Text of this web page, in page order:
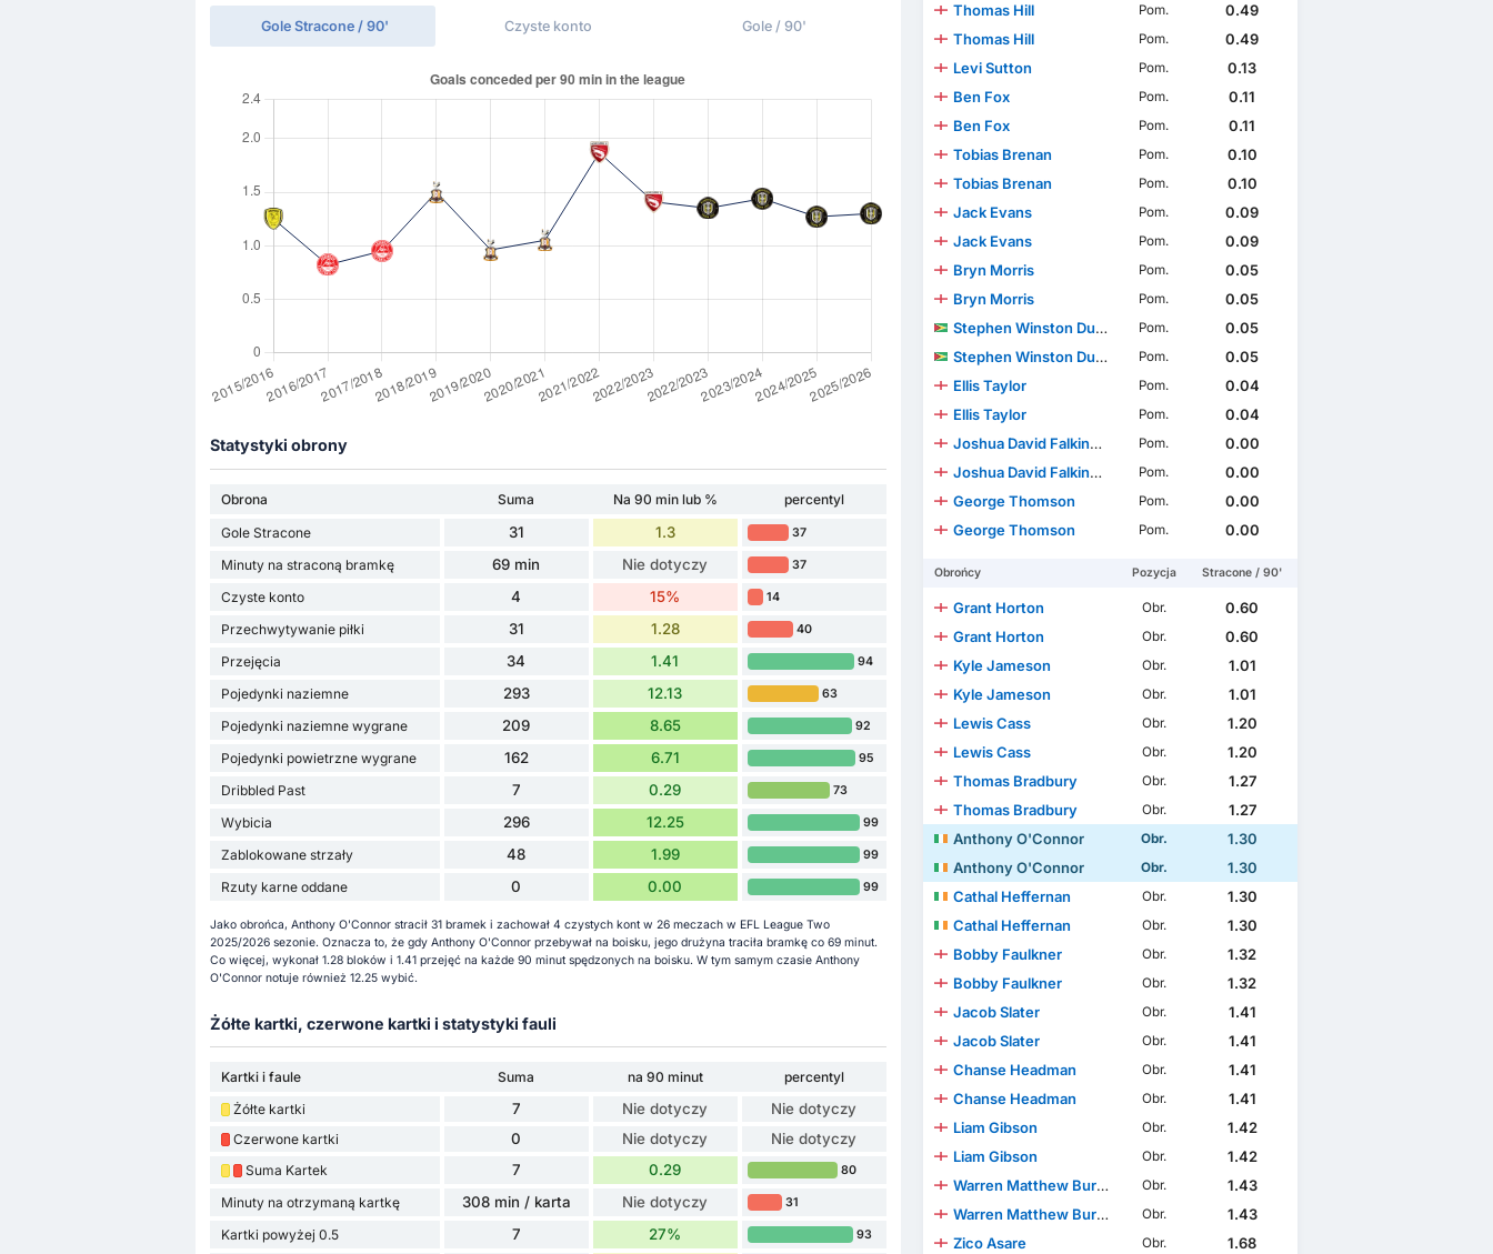
Gole Stracone / 90' Czyste konto Gole / 90'
Statystyki obrony
Obrona Suma Na 90 min lub %
percentyl
Gole Stracone
31 1.3 37
Minuty na straconą bramkę 69 min Nie dotyczy 37
Czyste konto 4 15% 14
Przechwytywanie piłki 31 1.28 40
Przejęcia 34 1.41 94
Pojedynki naziemne 293 12.13 63
Pojedynki naziemne wygrane 209 8.65 92
Pojedynki powietrzne wygrane 162 6.71 95
Dribbled Past 7 0.29 73
Wybicia 296 12.25 99
Zablokowane strzały 48 1.99 99
Rzuty karne oddane 0 0.00 99
Jako obrońca, Anthony O'Connor stracił 31 bramek i zachował 4 czystych kont w 26 meczach w EFL League Two
2025/2026 sezonie. Oznacza to, że gdy Anthony O'Connor przebywał na boisku, jego drużyna traciła bramkę co 69 minut.
Co więcej, wykonał 1.28 bloków i 1.41 przejęć na każde 90 minut spędzonych na boisku. W tym samym czasie Anthony
O'Connor notuje również 12.25 wybić.
Żółte kartki, czerwone kartki i statystyki fauli
Kartki i faule Suma na 90 minut
percentyl
Żółte kartki
7 Nie dotyczy Nie dotyczy
Czerwone kartki 0 Nie dotyczy Nie dotyczy
Suma Kartek 7 0.29 80
Minuty na otrzymaną kartkę 308 min / karta Nie dotyczy 31
Kartki powyżej 0.5 7 27% 93
Thomas Hill Pom.
0.49
Thomas Hill
Pom.
0.49
Levi Sutton
Pom.
0.13
Ben Fox
Pom.
0.11
Ben Fox
Pom.
0.11
Tobias Brenan
Pom.
0.10
Tobias Brenan
Pom.
0.10
Jack Evans
Pom.
0.09
Jack Evans
Pom.
0.09
Bryn Morris
Pom.
0.05
Bryn Morris
Pom.
0.05
Stephen Winston Duke-McKenna
Pom.
0.05
Stephen Winston Duke-McKenna
Pom.
0.05
Ellis Taylor
Pom.
0.04
Ellis Taylor
Pom.
0.04
Joshua David Falkingham
Pom.
0.00
Joshua David Falkingham
Pom.
0.00
George Thomson
Pom.
0.00
George Thomson
Pom. 0.00
Obrońcy Pozycja Stracone / 90'
Grant Horton Obr.
0.60
Grant Horton
Obr.
0.60
Kyle Jameson
Obr.
1.01
Kyle Jameson
Obr.
1.01
Lewis Cass
Obr.
1.20
Lewis Cass
Obr.
1.20
Thomas Bradbury
Obr.
1.27
Thomas Bradbury
Obr.
1.27
Anthony O'Connor
Obr.
1.30
Anthony O'Connor
Obr.
1.30
Cathal Heffernan
Obr.
1.30
Cathal Heffernan
Obr.
1.30
Bobby Faulkner
Obr.
1.32
Bobby Faulkner
Obr.
1.32
Jacob Slater
Obr.
1.41
Jacob Slater
Obr.
1.41
Chanse Headman
Obr.
1.41
Chanse Headman
Obr.
1.41
Liam Gibson
Obr.
1.42
Liam Gibson
Obr.
1.42
Warren Matthew Burrell
Obr.
1.43
Warren Matthew Burrell
Obr.
1.43
Zico Asare
Obr.
1.68